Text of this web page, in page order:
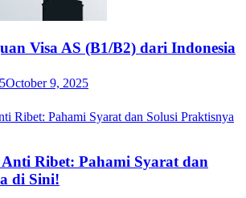
Visa AS (B1/B2) dari Indonesia
October 9, 2025
Ribet: Pahami Syarat dan
di Sini!